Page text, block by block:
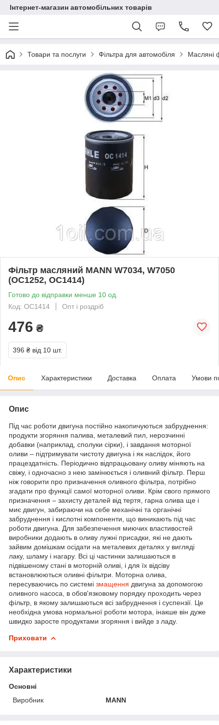
Інтернет-магазин автомобільних товарів
Товари та послуги Фільтра для автомобіля Масляні
Фільтр масляний MANN W7034, W7050
(OC1252, OC1414)
Готово до відправки менше 10 од.
Код: OC1414
Опт і роздріб
476 ₴
396 ₴ від 10 шт.
Опис Характеристики Доставка Оплата Умови
Опис
Під час роботи двигуна постійно накопичуються забруднення:
продукти згоряння палива, металевий пил, нерозчинні
добавки (наприклад, сполуки сірки), і завдання моторної
оливи – підтримувати чистоту двигуна і як наслідок, його
працездатність. Періодично відпрацьовану оливу міняють на
свіжу, і одночасно з нею замінюється і оливний фільтр. Перш
ніж говорити про призначення оливного фільтра, потрібно
згадати про функції самої моторної оливи. Крім свого прямого
призначення – захисту деталей від тертя, гарна олива ще і
миє двигун, забираючи на себе механічні та органічні
забруднення і кислотні компоненти, що виникають під час
роботи двигуна. Для забезпечення миючих властивостей
виробники додають в оливу лужні присадки, які не дають
зайвим домішкам осідати на металевих деталях у вигляді
лаку, шламу і нагару. Всі ці частинки залишаються в
підвішеному стані в моторній оливі, і для їх відсіву
встановлюються оливні фільтри. Моторна олива,
пересуваючись по системі змащення двигуна за допомогою
оливного насоса, в обов'язковому порядку проходить через
фільтр, в якому залишаються всі забруднення і суспензії. Це
необхідна умова нормальної роботи мотора, інакше він дуже
швидко заросте продуктами згоряння і вийде з ладу.
Приховати
Характеристики
Основні
Виробник
MANN